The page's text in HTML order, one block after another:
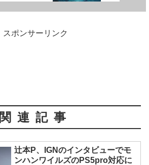
スポンサーリンク
関連記事
辻本P、IGNのインタビューでモ
ンハンワイルズのPS5pro対応に